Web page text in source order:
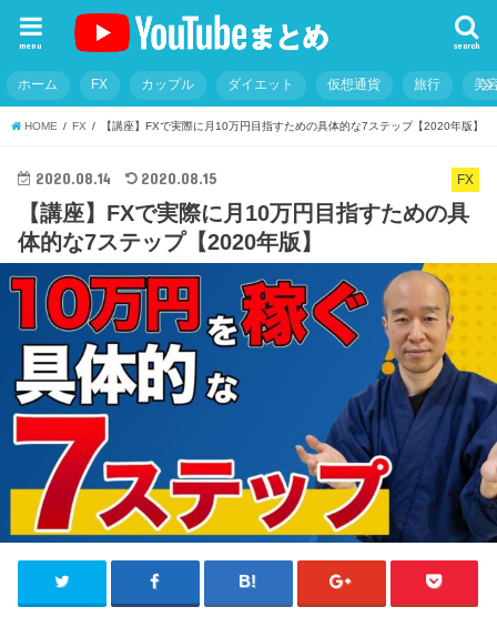
search
menu
ホーム FX カップル ダイエット 仮想通貨 旅行 美
HOME FX 【講座】FXで実際に月10万円目指すための具体的な7ステップ【2020年版】
FX
2020.08.14 2020.08.15
【講座】FXで実際に月10万円目指すための具
体的な7ステップ【2020年版】